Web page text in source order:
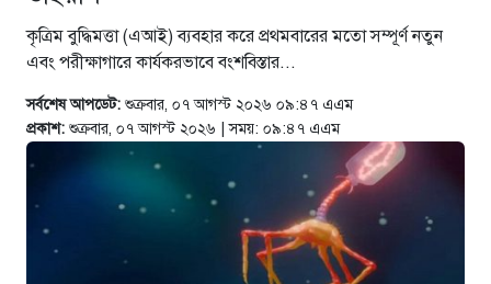
তথ্যমন্ত্রী
৬ ঘণ্টা আগে
প্রত্যেক শিক্ষার্থীকে একটি করে গাছ
লাগানোর আহ্বান প্রতিমন্ত্রী আমিনুল
৭ ঘণ্টা আগে
কৃত্রিম বুদ্ধিমত্তা (এআই) ব্যবহার করে প্রথমবারের মতো সম্পূর্ণ নতুন
এবং পরীক্ষাগারে কার্যকরভাবে বংশবিস্তার...
সর্বশেষ আপডেট: শুক্রবার, ০৭ আগস্ট ২০২৬ ০৯:৪৭ এএম
প্রকাশ: শুক্রবার, ০৭ আগস্ট ২০২৬ | সময়: ০৯:৪৭ এএম